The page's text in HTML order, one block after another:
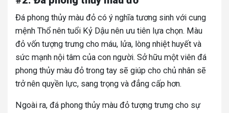
Đá phong thủy màu đỏ có ý nghĩa tương sinh với cung
mệnh Thổ nên tuổi Kỷ Dậu nên ưu tiên lựa chọn. Màu
đỏ vốn tượng trưng cho máu, lửa, lòng nhiệt huyết và
sức mạnh nội tâm của con người. Sở hữu một viên đá
phong thủy màu đỏ trong tay sẽ giúp cho chủ nhân sẽ
trở nên quyền lực, sang trọng và đẳng cấp hơn.
Ngoài ra, đá phong thủy màu đỏ tượng trưng cho sự